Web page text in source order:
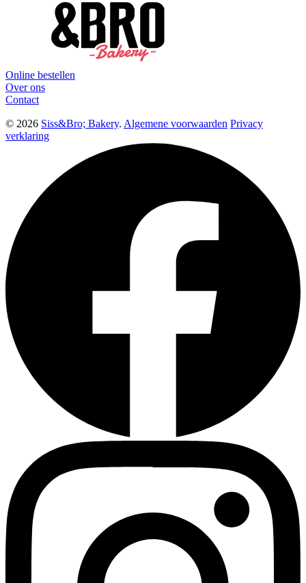
Online bestellen
Over ons
Contact
© 2026 Siss&Bro; Bakery. Algemene voorwaarden Privacy
verklaring